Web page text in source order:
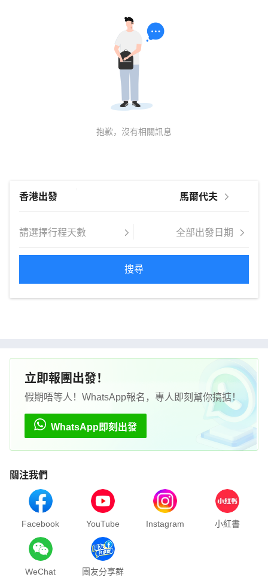
抱歉，沒有相關訊息
搜尋
立即報團出發！
假期唔等人！WhatsApp報名，專人即刻幫你搞掂！
WhatsApp即刻出發
關注我們
Facebook YouTube Instagram 小紅書
WeChat 團友分享群